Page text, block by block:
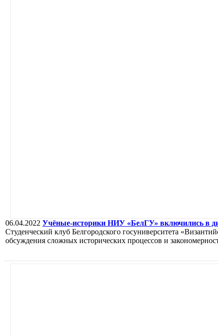
06.04.2022 Учёные-историки НИУ «БелГУ» включились в
Студенческий клуб Белгородского госуниверситета
обсуждения сложных исторических процессов и